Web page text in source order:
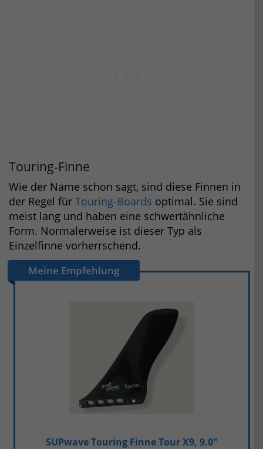
Touring-Finne
Wie der Name schon sagt, sind diese Finnen in
der Regel für Touring-Boards optimal. Sie sind
meist lang und haben eine schwertähnliche
Form. Normalerweise ist dieser Typ als
Einzelfinne vorherrschend.
Meine Empfehlung
SUPwave Touring Finne Tour X9, 9.0"